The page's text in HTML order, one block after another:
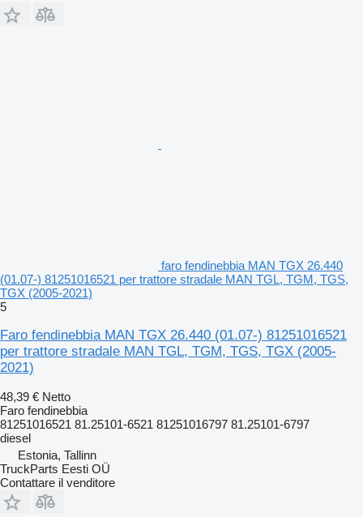
faro fendinebbia MAN TGX 26.440
(01.07-) 81251016521 per trattore stradale MAN TGL, TGM, TGS,
TGX (2005-2021)
5
Faro fendinebbia MAN TGX 26.440 (01.07-) 81251016521
per trattore stradale MAN TGL, TGM, TGS, TGX (2005-
2021)
48,39 € Netto
Faro fendinebbia
81251016521 81.25101-6521 81251016797 81.25101-6797
diesel
Estonia, Tallinn
TruckParts Eesti OÜ
Contattare il venditore